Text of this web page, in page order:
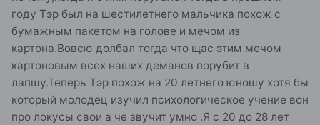
году Тэр был на шестилетнего мальчика похож с
бумажным пакетом на голове и мечом из
картона.Вовсю долбал тогда что щас этим мечом
картоновым всех наших деманов порубит в
лапшу.Теперь Тэр похож на 20 летнего юношу хотя бы
который молодец изучил психологическое учение вон
про локусы свои а че звучит умно .Я с 20 до 28 лет